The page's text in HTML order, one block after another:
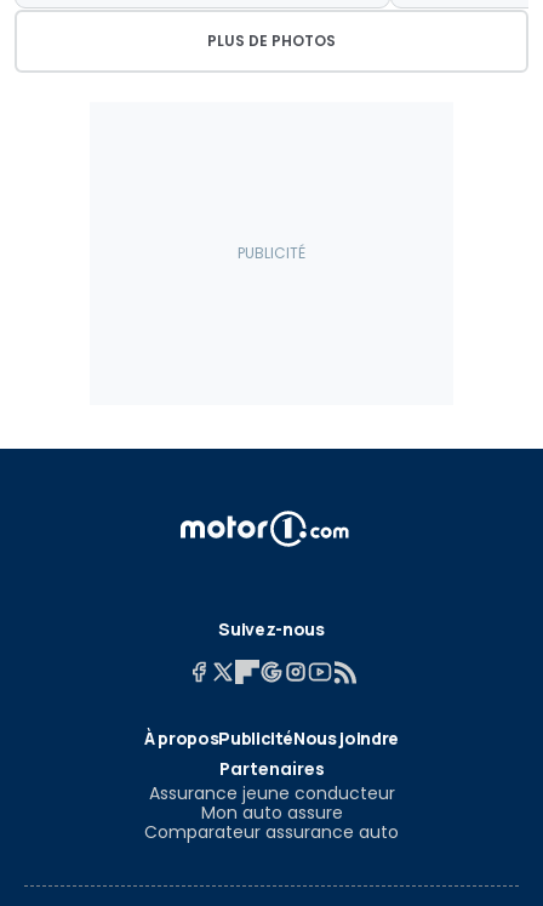
PLUS DE PHOTOS
Suivez-nous
À proposPublicitéNous joindre
Partenaires
Assurance jeune conducteur
Mon auto assure
Comparateur assurance auto